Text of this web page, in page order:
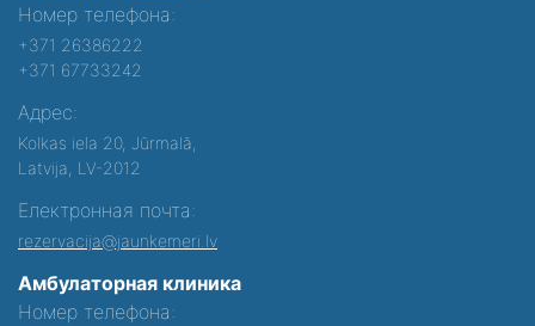
Номер телефона:
+371 26386222
+371 67733242
Адрес:
Kolkas iela 20, Jūrmalā,
Latvija, LV-2012
Електронная почта:
rezervacija@jaunkemeri.lv
Амбулаторная клиника
Номер телефона: